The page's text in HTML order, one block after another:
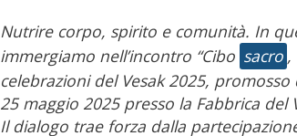
Nutrire corpo, spirito e comunità. In
immergiamo nell’incontro “Cibo sacro ,
celebrazioni del Vesak 2025,
25 maggio 2025 presso la Fabbrica del
Il dialogo trae forza dalla